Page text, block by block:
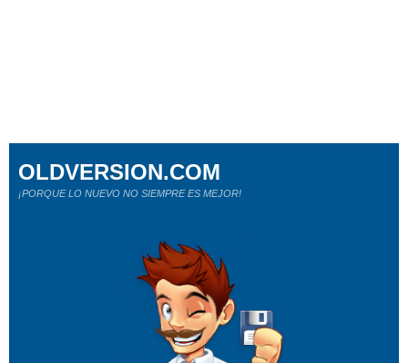
OLDVERSION.COM
¡PORQUE LO NUEVO NO SIEMPRE ES MEJOR!